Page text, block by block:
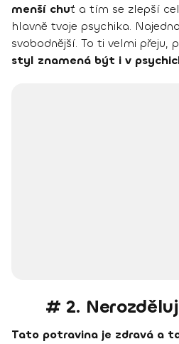
menší chuť a tím se zlepší
hlavně tvoje psychika.
svobodnější. To ti velmi přeju,
styl znamená být i v
# 2.
Tato potravina je zdravá a